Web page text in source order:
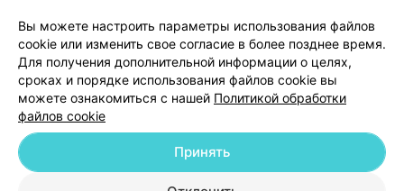
Обработка персональных данных
© 2026 ООО «Артокс Лаб», УНП 191700409
| 220012, Республика Беларусь,
г. Минск, улица Толбухина, 2, пом. 16 | help@103.by
Вы можете настроить параметры использования файлов
cookie или изменить свое согласие в более позднее время.
Для получения дополнительной информации о целях,
сроках и порядке использования файлов cookie вы
можете ознакомиться с нашей Политикой обработки
файлов cookie
Принять